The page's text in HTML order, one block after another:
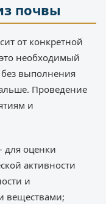
почвы
от конкретной
необходимый
без выполнения
Проведение
и
для оценки
активности
и
веществами;